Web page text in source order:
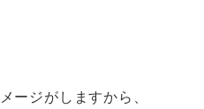
ージがしますから、